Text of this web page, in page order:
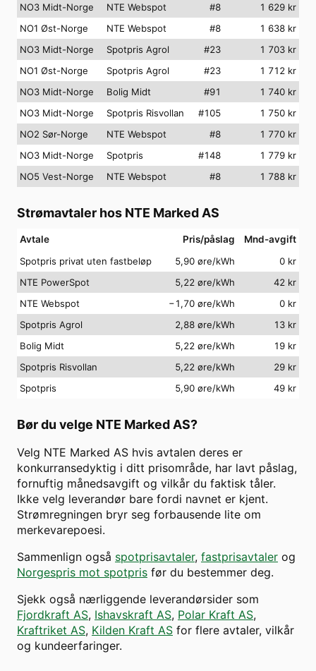
NO3 Midt-Norge
NTE Webspot #8 1 629 kr
NO1 Øst-Norge
NTE Webspot #8 1 638 kr
NO3 Midt-Norge
Spotpris Agrol #23 1 703 kr
NO1 Øst-Norge
Spotpris Agrol #23 1 712 kr
NO3 Midt-Norge
Bolig Midt #91 1 740 kr
NO3 Midt-Norge
Spotpris Risvollan #105 1 750 kr
NO2 Sør-Norge
NTE Webspot #8 1 770 kr
NO3 Midt-Norge
Spotpris #148 1 779 kr
NO5 Vest-Norge
NTE Webspot #8 1 788 kr
Strømavtaler hos NTE Marked AS
Avtale Pris/påslag
Mnd-avgift
Spotpris privat uten fastbeløp
5,90 øre/kWh 0 kr
NTE PowerSpot
5,22 øre/kWh 42 kr
NTE Webspot
−1,70 øre/kWh 0 kr
Spotpris Agrol
2,88 øre/kWh 13 kr
Bolig Midt
5,22 øre/kWh 19 kr
Spotpris Risvollan
5,22 øre/kWh 29 kr
Spotpris
5,90 øre/kWh 49 kr
Bør du velge NTE Marked AS?
Velg NTE Marked AS hvis avtalen deres er
konkurransedyktig i ditt prisområde, har lavt påslag,
fornuftig månedsavgift og vilkår du faktisk tåler.
Ikke velg leverandør bare fordi navnet er kjent.
Strømregningen bryr seg forbausende lite om
merkevarepoesi.
Sammenlign også spotprisavtaler, fastprisavtaler og
Norgespris mot spotpris før du bestemmer deg.
Sjekk også nærliggende leverandørsider som
Fjordkraft AS, Ishavskraft AS, Polar Kraft AS,
Kraftriket AS, Kilden Kraft AS for flere avtaler, vilkår
og kundeerfaringer.